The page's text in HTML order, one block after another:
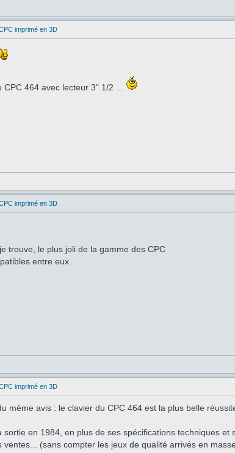
imprimé en 3D
464 avec lecteur 3" 1/2 ...
imprimé en 3D
trouve, le plus joli de la gamme des CPC
entre eux.
imprimé en 3D
même avis : le clavier du CPC 464 est la plus belle
sortie en 1984, en plus de ses spécifications techniques
ventes... (sans compter les jeux de qualité arrivés en